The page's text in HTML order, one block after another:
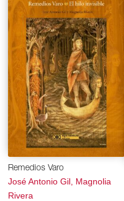
Remedios Varo
José Antonio Gil, Magnolia
Rivera